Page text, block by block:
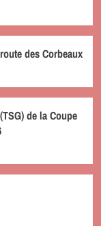
des Corbeaux
de la Coupe